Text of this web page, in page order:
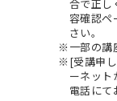
合で正し
容確認ペ
さい。
一部の講
[受講申
ーネット
電話にて